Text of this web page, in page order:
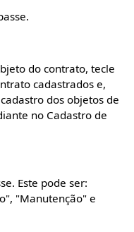
do contrato, tecle
cadastrados e,
dos objetos de
no Cadastro de
Este pode ser:
"Manutenção" e